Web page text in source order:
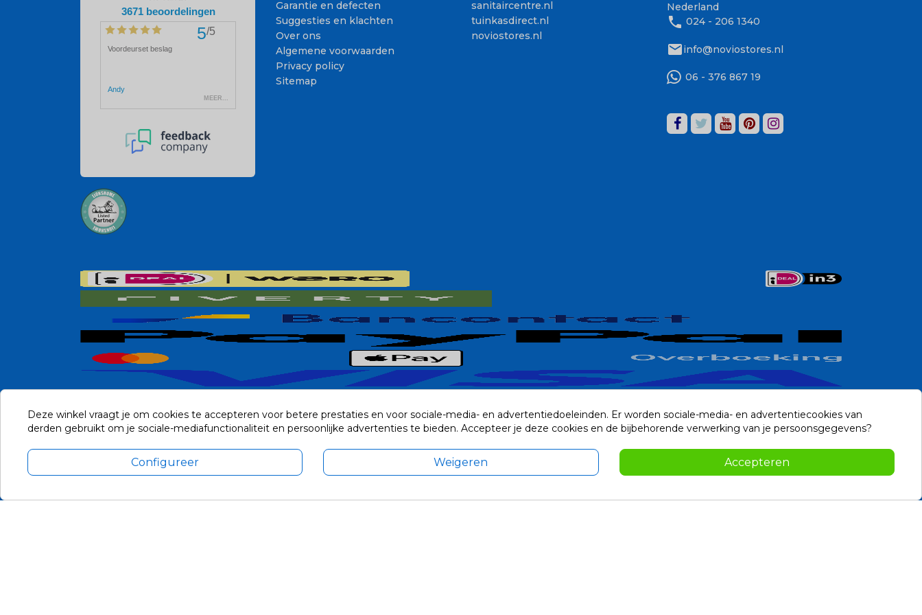
Garantie en defecten
Suggesties en klachten
Over ons
Algemene voorwaarden
Privacy policy
Sitemap
sanitaircentre.nl
tuinkasdirect.nl
noviostores.nl
Nederland
phone 024 - 206 1340
mailinfo@noviostores.nl
06 - 376 867 19
Alle prijzen zijn in Euro, inclusief BTW en andere heffingen en exclusief eventuele verzendkosten.
© 2014-2026 Noviostores.nl. Alle rechten voorbehouden.
Deze winkel vraagt je om cookies te accepteren voor betere prestaties en voor sociale-media- en advertentiedoeleinden. Er worden sociale-media- en advertentiecookies van
derden gebruikt om je sociale-mediafunctionaliteit en persoonlijke advertenties te bieden. Accepteer je deze cookies en de bijbehorende verwerking van je persoonsgegevens?
Configureer Weigeren Accepteren